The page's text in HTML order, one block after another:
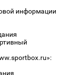
информации